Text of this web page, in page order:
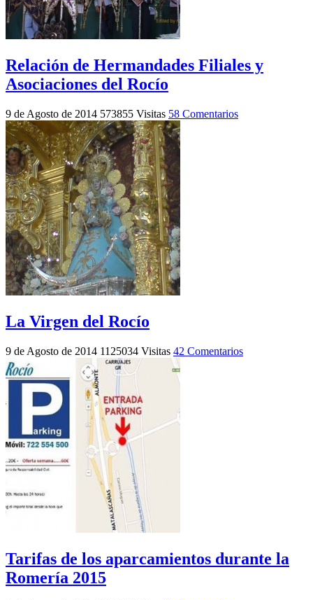
Relación de Hermandades Filiales y
Asociaciones del Rocío
9 de Agosto de 2014 573855 Visitas 58 Comentarios
La Virgen del Rocío
9 de Agosto de 2014 1125034 Visitas 42 Comentarios
Tarifas de los aparcamientos durante la
Romería 2015